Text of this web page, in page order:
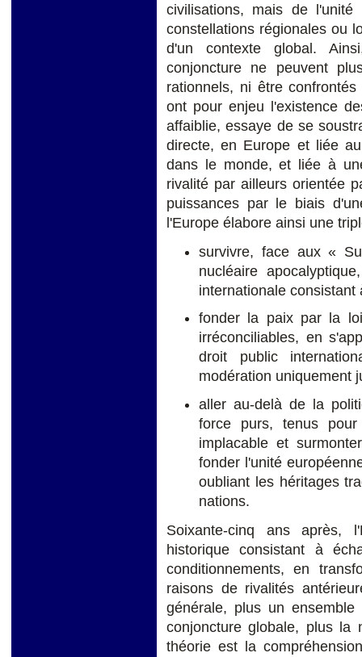
civilisations, mais de
constellations régionales ou
d'un contexte global.
conjoncture ne peuvent
rationnels, ni être
ont pour enjeu l'existence
affaiblie, essaye de se
directe, en Europe et liée
dans le monde, et liée à
rivalité par ailleurs orientée
puissances par le biais
l'Europe élabore ainsi une
survivre, face aux «
nucléaire
internationale
fonder la paix par la
irréconciliables, en
droit public
modération uniquement
aller au-delà de la
force purs, tenus
implacable et
fonder l'unité
oubliant les héritages
nations.
Soixante-cinq ans après,
historique consistant à
conditionnements, en
raisons de rivalités
générale, plus un
conjoncture globale, plus la
théorie est la